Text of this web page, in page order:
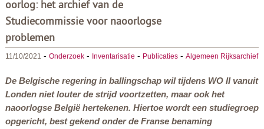
oorlog: het archief van de
Studiecommissie voor naoorlogse
problemen
11/10/2021 - Onderzoek- Inventarisatie - Publicaties- Algemeen Rijksarchief
De Belgische regering in ballingschap wil tijdens WO II vanuit
Londen niet louter de strijd voortzetten, maar ook het
naoorlogse België hertekenen. Hiertoe wordt een studiegroep
opgericht, best gekend onder de Franse benaming